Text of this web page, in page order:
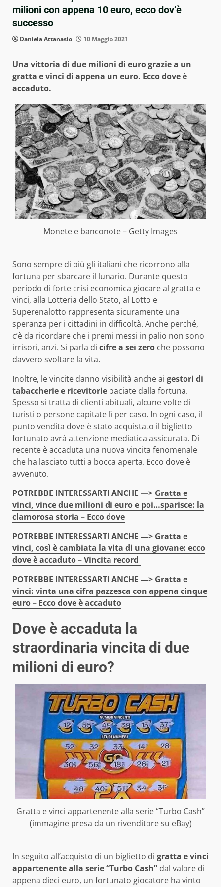
milioni con appena 10 euro, ecco dov’è
successo
Daniela Attanasio 10 Maggio 2021
Una vittoria di due milioni di euro grazie a un
gratta e vinci di appena un euro. Ecco dove è
accaduto.
Monete e banconote – Getty Images
Sono sempre di più gli italiani che ricorrono alla
fortuna per sbarcare il lunario. Durante questo
periodo di forte crisi economica giocare al gratta e
vinci, alla Lotteria dello Stato, al Lotto e
Superenalotto rappresenta sicuramente una
speranza per i cittadini in difficoltà. Anche perché,
c’è da ricordare che i premi messi in palio non sono
irrisori, anzi. Si parla di cifre a sei zero che possono
davvero svoltare la vita.
Inoltre, le vincite danno visibilità anche ai gestori di
tabaccherie e ricevitorie baciate dalla fortuna.
Spesso si tratta di clienti abituali, alcune volte di
turisti o persone capitate lì per caso. In ogni caso, il
punto vendita dove è stato acquistato il biglietto
fortunato avrà attenzione mediatica assicurata. Di
recente è accaduta una nuova vincita fenomenale
che ha lasciato tutti a bocca aperta. Ecco dove è
avvenuto.
POTREBBE INTERESSARTI ANCHE —> Gratta e
vinci, vince due milioni di euro e poi…sparisce: la
clamorosa storia – Ecco dove
POTREBBE INTERESSARTI ANCHE —> Gratta e
vinci, così è cambiata la vita di una giovane: ecco
dove è accaduto – Vincita record
POTREBBE INTERESSARTI ANCHE —> Gratta e
vinci: vinta una cifra pazzesca con appena cinque
euro – Ecco dove è accaduto
Dove è accaduta la
straordinaria vincita di due
milioni di euro?
Gratta e vinci appartenente alla serie “Turbo Cash”
(immagine presa da un rivenditore su eBay)
In seguito all’acquisto di un biglietto di gratta e vinci
appartenente alla serie “Turbo Cash” dal valore di
appena dieci euro, un fortunato giocatore ha vinto